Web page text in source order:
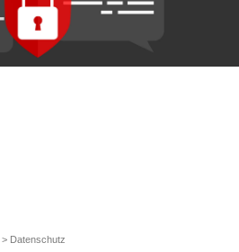
> Datenschutz